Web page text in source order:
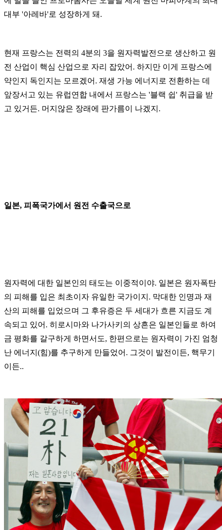
대부 '아레바'로 성장하게 돼.
현재 프랑스는 전력의 4분의 3을 원자력발전으로 생산하고 원
전 산업이 핵심 산업으로 자리 잡았어. 하지만 이게 프랑스에
약인지 독인지는 모르겠어. 재생 가능 에너지로 전환하는 데
앞장서고 있는 유럽연합 내에서 프랑스는 '블랙 쉽' 취급을 받
고 있거든. 머지않은 장래에 판가름이 나겠지.
일본, 피폭국가에서 원전 수출국으로
원자력에 대한 일본인의 태도는 이중적이야. 일본은 원자폭탄
의 피해를 입은 최초이자 유일한 국가이지. 막대한 인명과 재
산의 피해를 입었으며 그 후유증은 두 세대가 흐른 지금도 계
속되고 있어. 히로시마와 나가사키의 상흔은 일본인들로 하여
금 평화를 갈구하게 하면서도, 한편으로는 원자력이 가진 엄청
난 에너지(힘)를 추구하게 만들었어. 그것이 발전이든, 핵무기
이든..